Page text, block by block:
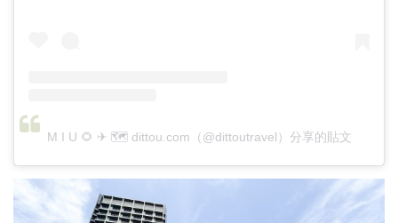
M I U 🌻 ✈ 🗺 dittou.com（@dittoutravel）分享的貼文